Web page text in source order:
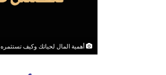
أهمية المال لحياتك وكيف تستثمره